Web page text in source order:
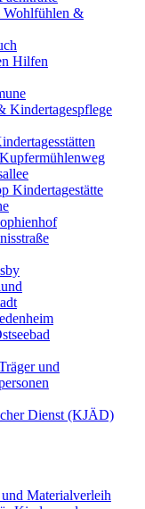
Wohlfühlen &
Hilfen
Kindertagespflege
Kindertagestätte
und
Dienst (KJÄD)
Materialverleih